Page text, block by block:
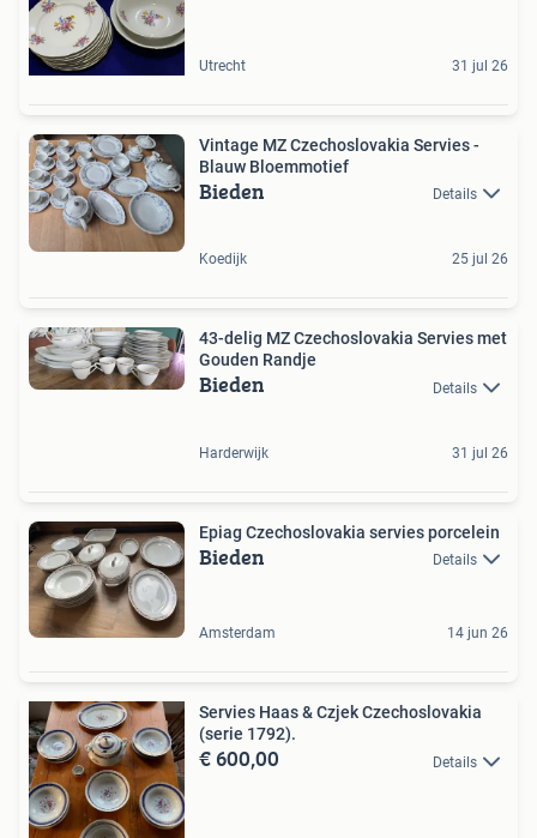
Utrecht 31 jul 26
Vintage MZ Czechoslovakia Servies -
Blauw Bloemmotief
Bieden Details
Koedijk 25 jul 26
43-delig MZ Czechoslovakia Servies met
Gouden Randje
Bieden Details
Harderwijk 31 jul 26
Epiag Czechoslovakia servies porcelein
Bieden Details
Amsterdam 14 jun 26
Servies Haas & Czjek Czechoslovakia
(serie 1792).
€ 600,00 Details